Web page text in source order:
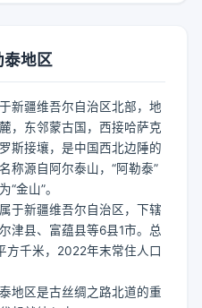
泰地区
新疆维吾尔自治区北部，地
，东邻蒙古国，西接哈萨克
斯接壤，是中国西北边陲的
称源自阿尔泰山，“阿勒泰”
“金山”。
于新疆维吾尔自治区，下辖
津县、富蕴县等6县1市。总
方千米，2022年末常住人口
地区是古丝绸之路北道的重